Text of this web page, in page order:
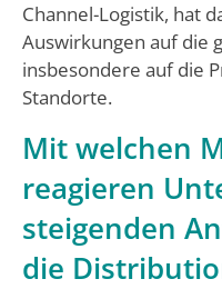
Channel-Logistik, hat
Auswirkungen auf die
insbesondere auf die
Standorte.
Mit welchen
reagieren
steigenden
die